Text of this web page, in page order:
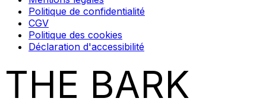
Politique de confidentialité
CGV
Politique des cookies
Déclaration d'accessibilité
THE BARK